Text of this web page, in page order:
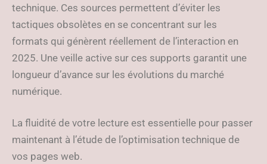
technique. Ces sources permettent d’éviter les
tactiques obsolètes en se concentrant sur les
formats qui génèrent réellement de l’interaction en
2025. Une veille active sur ces supports garantit une
longueur d’avance sur les évolutions du marché
numérique.
La fluidité de votre lecture est essentielle pour passer
maintenant à l’étude de l’optimisation technique de
vos pages web.